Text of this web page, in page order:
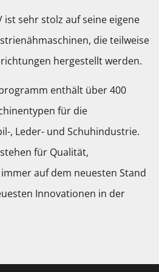
ist sehr stolz auf seine eigene
die teilweise
hergestellt werden.
enthält über 400
für die
, Leder- und Schuhindustrie.
für Qualität,
auf dem neuesten Stand
Innovationen in der